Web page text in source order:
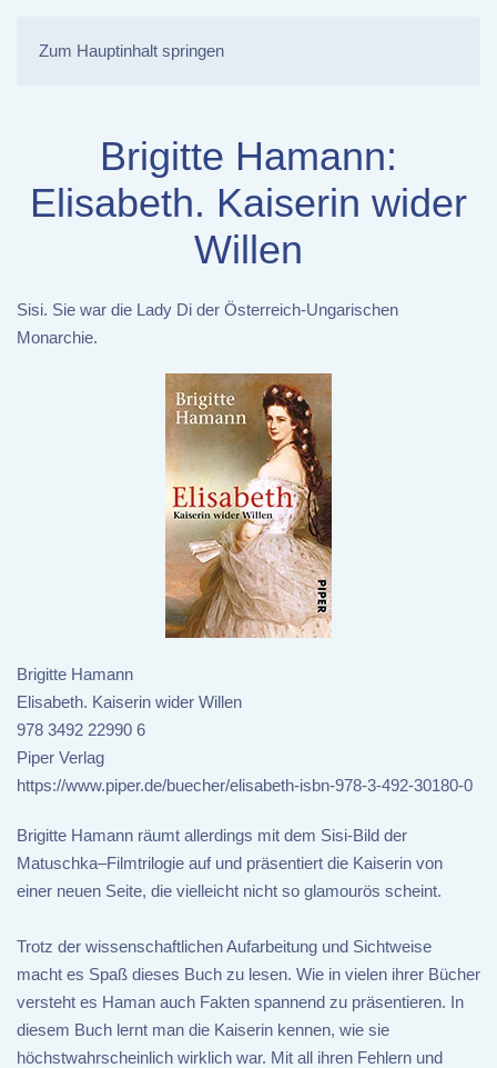
Zum Hauptinhalt springen
Brigitte Hamann:
Elisabeth. Kaiserin wider
Willen
Sisi. Sie war die Lady Di der Österreich-Ungarischen
Monarchie.
Brigitte Hamann
Elisabeth. Kaiserin wider Willen
978 3492 22990 6
Piper Verlag
https://www.piper.de/buecher/elisabeth-isbn-978-3-492-30180-0
Brigitte Hamann räumt allerdings mit dem Sisi-Bild der
Matuschka–Filmtrilogie auf und präsentiert die Kaiserin von
einer neuen Seite, die vielleicht nicht so glamourös scheint.
Trotz der wissenschaftlichen Aufarbeitung und Sichtweise
macht es Spaß dieses Buch zu lesen. Wie in vielen ihrer Bücher
versteht es Haman auch Fakten spannend zu präsentieren. In
diesem Buch lernt man die Kaiserin kennen, wie sie
höchstwahrscheinlich wirklich war. Mit all ihren Fehlern und